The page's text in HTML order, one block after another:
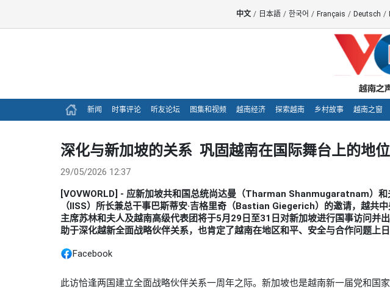
中文 / 日本語 / 한국어 / Français / Deutsch /
新闻 时事评论 听友论坛 图集和视频 越南经济 探索越南 乡村故事 越南之窗
深化与新加坡的关系 巩固越南在国际舞台上的地位
29/05/2026 12:37
[VOVWORLD] - 应新加坡共和国总统尚达曼（Tharman Shanmugaratnam）和
（IISS）所长兼总干事巴斯蒂安·吉格里奇（Bastian Giegerich）的邀请，越共
主席苏林和夫人及越南高级代表团将于5月29日至31日对新加坡进行国事访问并
助于深化越新全面战略伙伴关系，也肯定了越南在地区和平、安全与合作问题上
Facebook
此访恰逢两国建立全面战略伙伴关系一周年之际。新加坡也是越南新一届党和国